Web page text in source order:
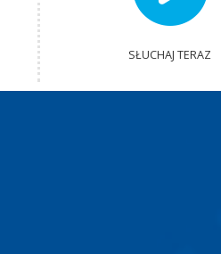
SŁUCHAJ TERAZ